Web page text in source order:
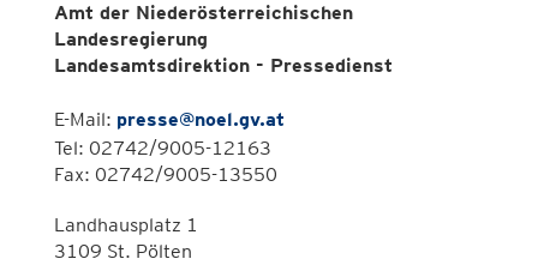
Amt der Niederösterreichischen
Landesregierung
Landesamtsdirektion - Pressedienst
E-Mail: presse@noel.gv.at
Tel: 02742/9005-12163
Fax: 02742/9005-13550
Landhausplatz 1
3109 St. Pölten